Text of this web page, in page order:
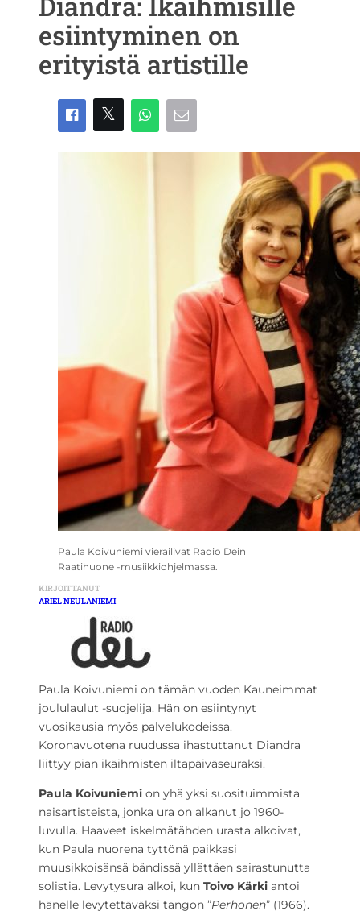
esiintyminen on
erityistä artistille
Paula Koivuniemi vierailivat Radio Dein
Raatihuone -musiikkiohjelmassa.
KIRJOITTANUT
ARIEL NEULANIEMI
Paula Koivuniemi on tämän vuoden Kauneimmat
joululaulut -suojelija. Hän on esiintynyt
vuosikausia myös palvelukodeissa.
Koronavuotena ruudussa ihastuttanut Diandra
liittyy pian ikäihmisten iltapäiväseuraksi.
Paula Koivuniemi on yhä yksi suosituimmista
naisartisteista, jonka ura on alkanut jo 1960-
luvulla. Haaveet iskelmätähden urasta alkoivat,
kun Paula nuorena tyttönä paikkasi
muusikkoisänsä bändissä yllättäen sairastunutta
solistia. Levytysura alkoi, kun Toivo Kärki antoi
hänelle levytettäväksi tangon ”Perhonen” (1966).